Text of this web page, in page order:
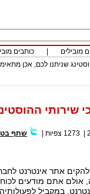
מובילים כותבים
שניתנו לכם, אכן
שירותי
1273 צפיות שתף
אתר אינטרנט
אתם מודעים
במקביל